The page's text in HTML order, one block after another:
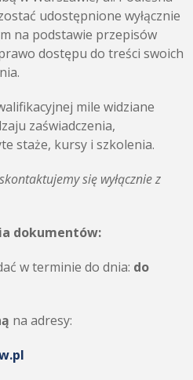
udostępnione wyłącznie
na podstawie przepisów
dostępu do treści swoich
mile widziane
zaświadczenia,
staże, kursy i szkolenia.
się wyłącznie z
dokumentów:
w terminie do dnia: do
na adresy: